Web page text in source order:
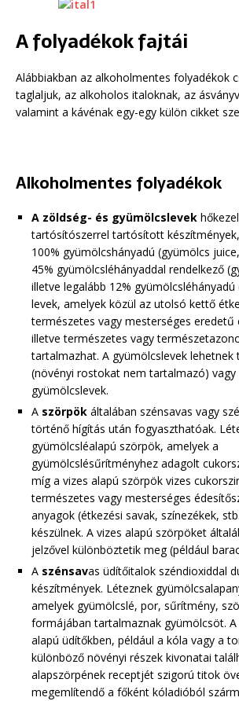
A folyadékok fajtái
Alábbiakban az alkoholmentes folyadékok
taglaljuk, az alkoholos italoknak, az
valamint a kávénak egy-egy külön cikket
Alkoholmentes folyadékok
A zöldség- és gyümölcslevek
tartósítószerrel tartósított
100% gyümölcshányadú (gyümölcs
45% gyümölcsléhányaddal rendelkező
illetve legalább 12%
levek, amelyek közül az utolsó kettő
természetes vagy mesterséges eredetű
illetve természetes vagy
tartalmazhat. A gyümölcslevek lehetnek
(növényi rostokat nem tartalmazó)
gyümölcslevek.
A szörpök általában szénsavas vagy
történő hígítás után fogyaszthatóak.
gyümölcsléalapú szörpök, amelyek a
gyümölcslésűrítményhez adagolt
míg a vizes alapú szörpök vizes
természetes vagy mesterséges
anyagok (étkezési savak, színezékek,
készülnek. A vizes alapú szörpöket
jelzővel különböztetik meg (például
A szénsavas üdítőitalok széndioxiddal
készítmények. Léteznek
amelyek gyümölcslé, por, sűrítmény,
formájában tartalmaznak gyümölcsöt.
alapú üdítőkben, például a kóla vagy a
különböző növényi részek kivonatai
alapszörpének receptjét szigorú titok
megemlítendő a főként kóladióból